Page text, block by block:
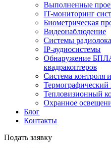
Выполненные
IT-мониторинг
Биометрическая
Видеонаблюдение
Системы
IP-аудиосистемы
Обнаружение
квадракоптеров
Система контроля
Термографический
Тепловизионный
Охранное
Блог
Контакты
Подать заявку